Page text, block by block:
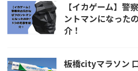
【イカゲーム】警
ントマンになった
介！
板橋cityマラソン